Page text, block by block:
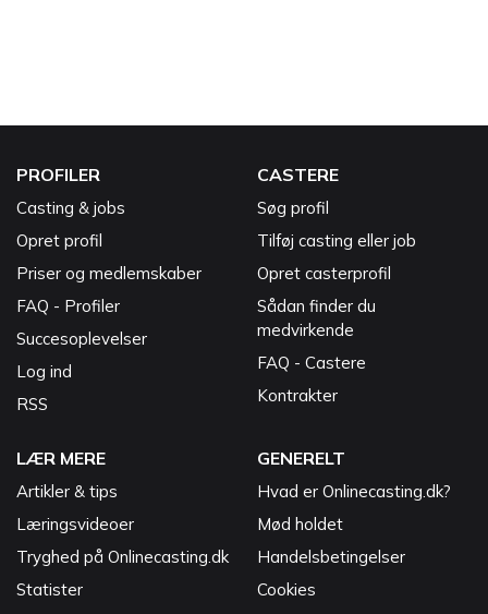
PROFILER
Casting & jobs
Opret profil
Priser og medlemskaber
FAQ - Profiler
Succesoplevelser
Log ind
RSS
CASTERE
Søg profil
Tilføj casting eller job
Opret casterprofil
Sådan finder du
medvirkende
FAQ - Castere
Kontrakter
LÆR MERE
Artikler & tips
Læringsvideoer
Tryghed på Onlinecasting.dk
Statister
GENERELT
Hvad er Onlinecasting.dk?
Mød holdet
Handelsbetingelser
Cookies